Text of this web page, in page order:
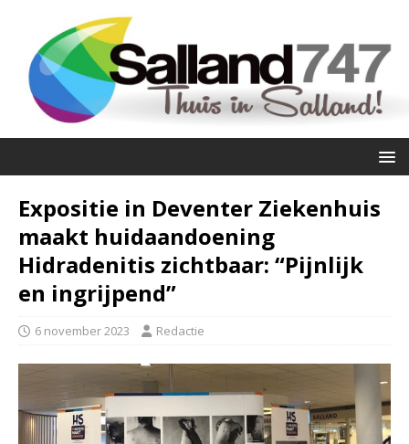
Expositie in Deventer Ziekenhuis
maakt huidaandoening
Hidradenitis zichtbaar: “Pijnlijk
en ingrijpend”
6 november 2023 Redactie